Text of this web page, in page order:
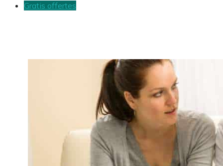
Gratis offertes